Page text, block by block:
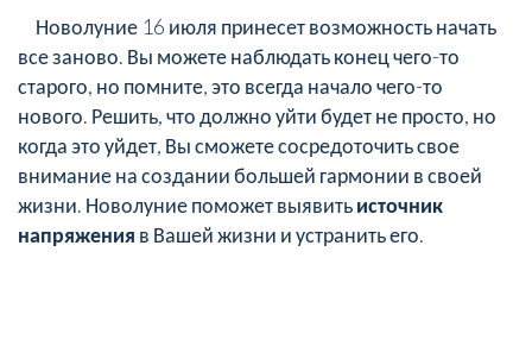
Новолуние 16 июля принесет возможность начать
все заново. Вы можете наблюдать конец чего-то
старого, но помните, это всегда начало чего-то
нового. Решить, что должно уйти будет не просто, но
когда это уйдет, Вы сможете сосредоточить свое
внимание на создании большей гармонии в своей
жизни. Новолуние поможет выявитьисточник
напряжения в Вашей жизни и устранить его.